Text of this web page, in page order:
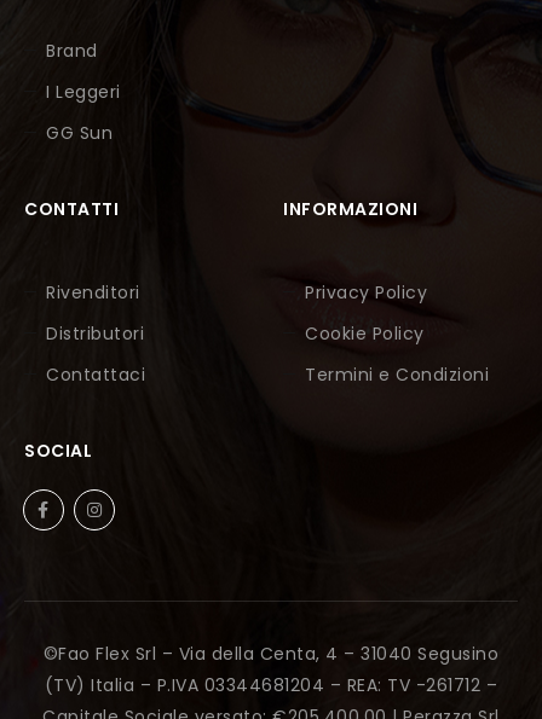
Brand
I Leggeri
GG Sun
CONTATTI
Rivenditori
Distributori
Contattaci
INFORMAZIONI
Privacy Policy
Cookie Policy
Termini e Condizioni
SOCIAL
©Fao Flex Srl – Via della Centa, 4 – 31040 Segusino
(TV) Italia – P.IVA 03344681204 – REA: TV -261712 –